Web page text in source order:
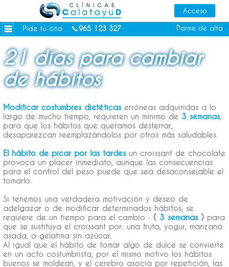
Pide tu cita 📞965 123 327 Darme de alta
Dietas personalizadas
Tratamientos Corporales
Depilación Láser Alicante
Contacto
Consejos de salud
21 días para cambiar
de hábitos
Modificar costumbres dietéticas erróneas adquiridas a lo
largo de mucho tiempo, requieren un mínimo de 3 semanas
para que los hábitos que queramos desterrar,
desaparezcan reemplazándolos por otros más saludables.
El hábito de picar por las tardes un croissant de chocolate
provoca un placer inmediato, aunque las consecuencias
para el control del peso puede que sea desaconsejable el
tomarlo.
Si tenemos una verdadera motivación y deseo de
adelgazar o de modificar determinados hábitos, se
requiere de un tiempo para el cambio : ( 3 semanas ) para
que se sustituya el croissant por: una fruta, yogur, manzana
asada, o gelatina sin azúcar.
Al igual que el hábito de tomar algo de dulce se convierte
en un acto costumbrista, por el mismo motivo los hábitos
buenos se moldean, y el cerebro asocia por repetición, las